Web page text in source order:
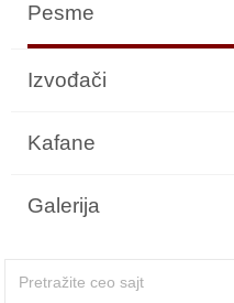
Pesme
Izvođači
Kafane
Galerija